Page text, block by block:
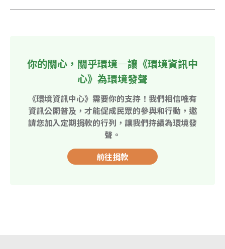
你的關心，關乎環境—讓《環境資訊中
心》為環境發聲
《環境資訊中心》需要你的支持！我們相信唯有
資訊公開普及，才能促成民眾的參與和行動，邀
請您加入定期捐款的行列，讓我們持續為環境發
聲。
前往捐款